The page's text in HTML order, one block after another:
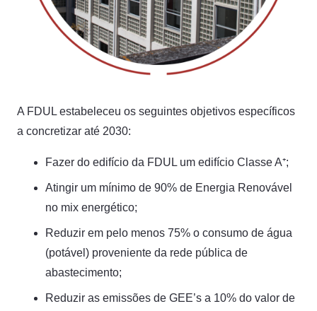
A FDUL estabeleceu os seguintes objetivos específicos
a concretizar até 2030:
Fazer do edifício da FDUL um edifício Classe A⁺;
Atingir um mínimo de 90% de Energia Renovável
no mix energético;
Reduzir em pelo menos 75% o consumo de água
(potável) proveniente da rede pública de
abastecimento;
Reduzir as emissões de GEE’s a 10% do valor de